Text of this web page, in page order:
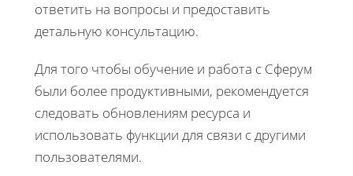
ответить на вопросы и предоставить
детальную консультацию.
Для того чтобы обучение и работа с Сферум
были более продуктивными, рекомендуется
следовать обновлениям ресурса и
использовать функции для связи с другими
пользователями.